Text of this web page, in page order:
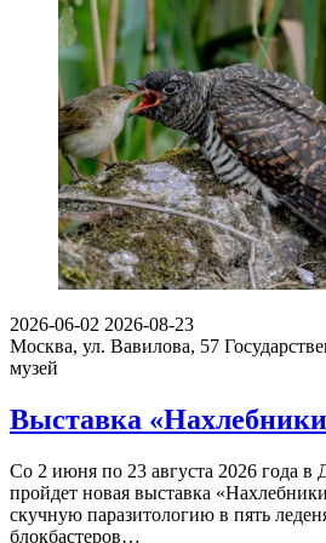
2026-06-02 2026-08-23
Москва, ул. Вавилова, 57
музей
Выставка
Со 2 июня по 23 августа 2026 года в
пройдет новая выставка
скучную паразитологию в пять
блокбастеров…